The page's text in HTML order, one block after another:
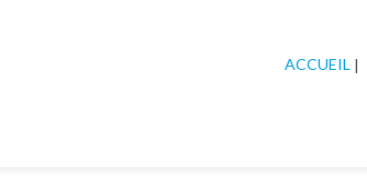
ACCUEIL